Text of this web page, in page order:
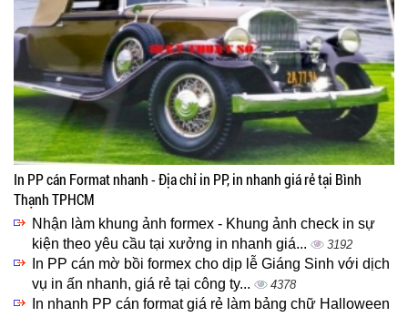
In PP cán Format nhanh - Địa chỉ in PP, in nhanh giá rẻ tại Bình
Thạnh TPHCM
Nhận làm khung ảnh formex - Khung ảnh check in sự
kiện theo yêu cầu tại xưởng in nhanh giá...
3192
In PP cán mờ bồi formex cho dịp lễ Giáng Sinh với dịch
vụ in ấn nhanh, giá rẻ tại công ty...
4378
In nhanh PP cán format giá rẻ làm bảng chữ Halloween